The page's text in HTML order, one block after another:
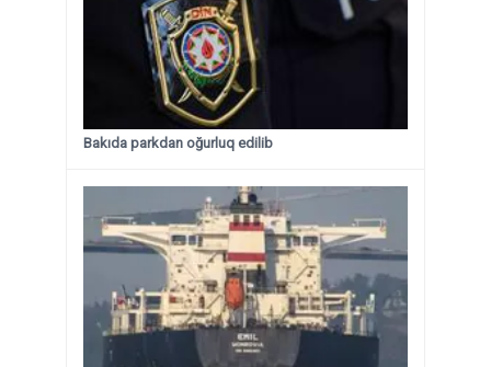
Bakıda parkdan oğurluq edilib